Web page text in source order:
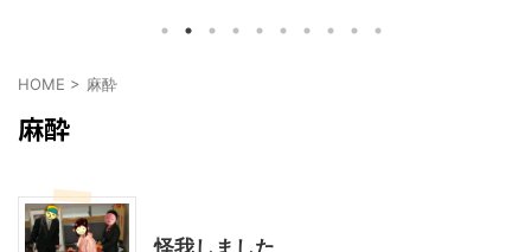
HOME > 麻酔
麻酔
怪我しました